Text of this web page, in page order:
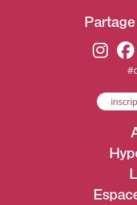
Partage